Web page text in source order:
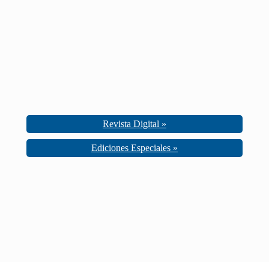
Revista Digital »
Ediciones Especiales »